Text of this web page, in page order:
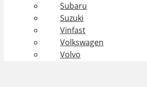
Subaru
Suzuki
Vinfast
Volkswagen
Volvo